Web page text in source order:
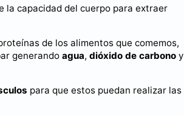
la capacidad del cuerpo para extraer
de los alimentos que comemos,
generando agua, dióxido de carbono y
para que estos puedan realizar las